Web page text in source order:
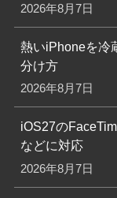
2026年8月7日
熱いiPhoneを冷
分け方
2026年8月7日
iOS27の
などに対応
2026年8月7日